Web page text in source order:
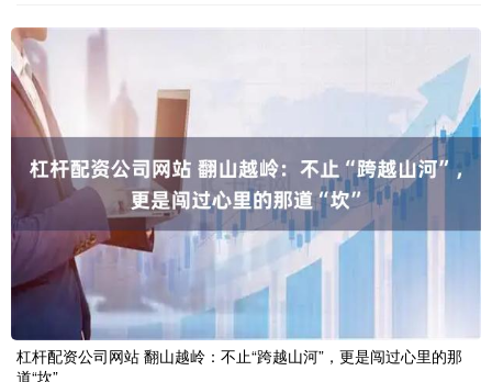
杠杆配资公司网站 翻山越岭：不止“跨越山河”，更是闯过心里的那
道“坎”